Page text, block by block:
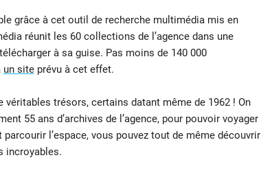
grâce à cet outil de recherche multimédia mis en
réunit les 60 collections de l’agence dans une
à sa guise. Pas moins de 140 000
un siteprévu à cet effet.
véritables trésors, certains datant même de 1962 ! On
55 ans d’archives de l’agence, pour pouvoir voyager
l’espace, vous pouvez tout de même découvrir
incroyables.